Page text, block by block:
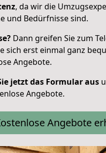
, da wir die
und Bedürfnisse sind.
Dann greifen Sie zum
sich erst einmal ganz
Angebote.
jetzt das Formular aus
Angebote.
Angebote